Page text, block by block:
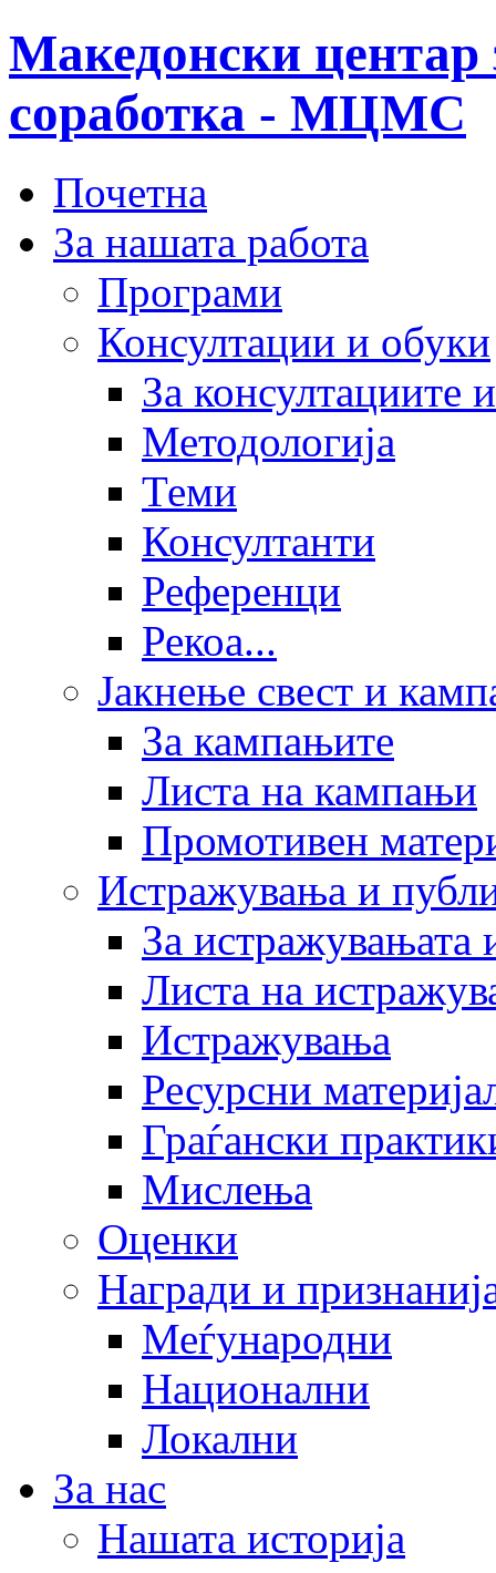
Македонски центар
соработка - МЦМС
Почетна
За нашата работа
Програми
Консултации и обуки
За консултациите
Методологија
Теми
Консултанти
Референци
Рекоа...
Јакнење свест и
За кампањите
Листа на кампањи
Промотивен
Истражувања и
За истражувањата
Листа на
Истражувања
Ресурсни
Граѓански
Мислења
Оценки
Награди и
Меѓународни
Национални
Локални
За нас
Нашата историја